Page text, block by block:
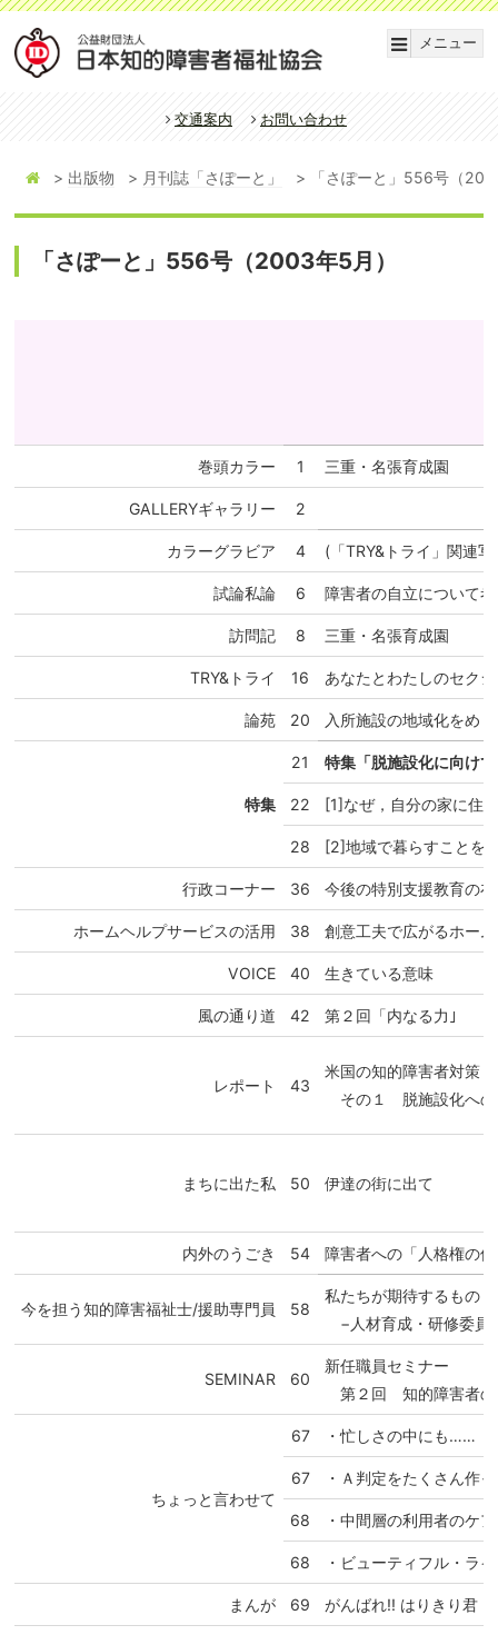
メニュー
交通案内 お問い合わせ
出版物 月刊誌「さぽーと」 「さぽーと」556号（
「さぽーと」556号（2003年5月）
巻頭カラー 1 三重・名張育成園
GALLERYギャラリー 2
カラーグラビア 4 (「TRY&トライ」関連写
試論私論 6 障害者の自立について
訪問記 8 三重・名張育成園
TRY&トライ 16 あなたとわたしのセク
論苑 20 入所施設の地域化をめ
特集
21 特集「脱施設化に向
22 [1]なぜ，自分の家に住
28 [2]地域で暮らすことを
行政コーナー 36 今後の特別支援教育の
ホームヘルプサービスの活用 38 創意工夫で広がるホー
VOICE 40 生きている意味
風の通り道 42 第２回「内なる力｣
レポート 43
米国の知的障害者対策
その１ 脱施設化への
まちに出た私 50 伊達の街に出て
内外のうごき 54 障害者への「人格権の
今を担う知的障害福祉士/援助専門員 58
私たちが期待するもの
−人材育成・研修委員
SEMINAR 60
新任職員セミナー
第２回 知的障害者の
ちょっと言わせて
67 ・忙しさの中にも……
67 ・Ａ判定をたくさん作
68 ・中間層の利用者のケ
68 ・ビューティフル・ラ
まんが 69 がんばれ!! はりきり君